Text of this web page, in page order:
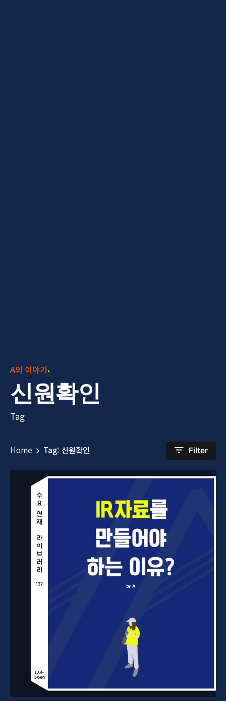
A의 이야기
신원확인
Tag
Home Tag: 신원확인 Filter